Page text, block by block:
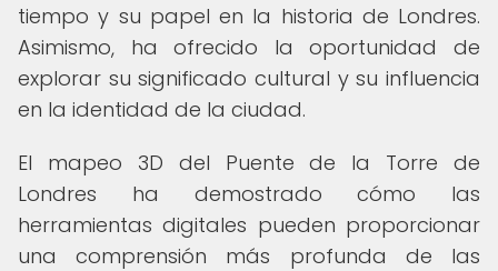
tiempo y su papel en la historia de Londres.
Asimismo, ha ofrecido la oportunidad de
explorar su significado cultural y su influencia
en la identidad de la ciudad.
El mapeo 3D del Puente de la Torre de
Londres ha demostrado cómo las
herramientas digitales pueden proporcionar
una comprensión más profunda de las